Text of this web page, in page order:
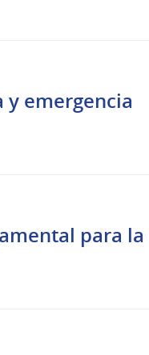
y emergencia
para